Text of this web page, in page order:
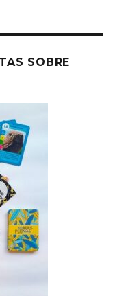
SOBRE